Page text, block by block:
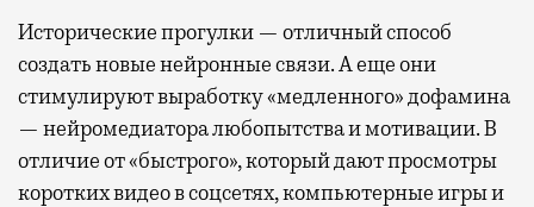
Исторические прогулки — отличный способ
создать новые нейронные связи. А еще они
стимулируют выработку «медленного» дофамина
— нейромедиатора любопытства и мотивации. В
отличие от «быстрого», который дают просмотры
коротких видео в соцсетях, компьютерные игры и